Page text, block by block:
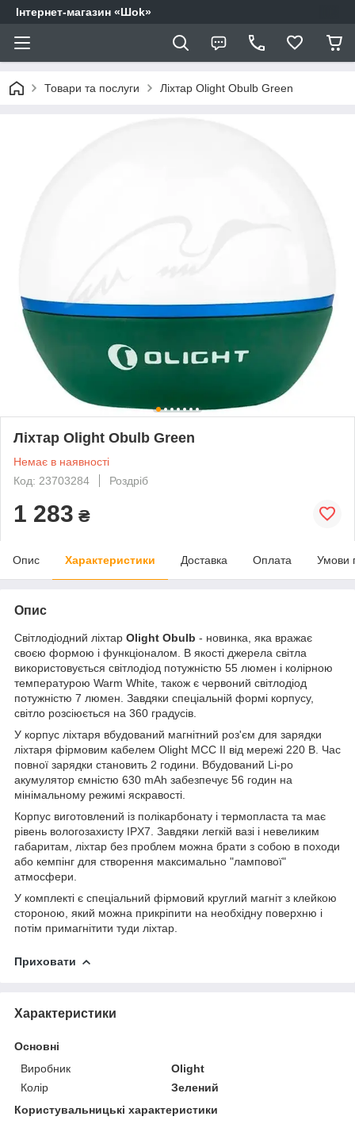
Інтернет-магазин «Шоk»
Товари та послуги Ліхтар Olight Obulb Green
Ліхтар Olight Obulb Green
Немає в наявності
Код: 23703284
Роздріб
1 283 ₴
Опис Характеристики Доставка Оплата Умови
Опис
Світлодіодний ліхтар Olight Obulb - новинка, яка вражає
своєю формою і функціоналом. В якості джерела світла
використовується світлодіод потужністю 55 люмен і колірною
температурою Warm White, також є червоний світлодіод
потужністю 7 люмен. Завдяки спеціальній формі корпусу,
світло розсіюється на 360 градусів.
У корпус ліхтаря вбудований магнітний роз'єм для зарядки
ліхтаря фірмовим кабелем Olight MCC II від мережі 220 В. Час
повної зарядки становить 2 години. Вбудований Li-po
акумулятор ємністю 630 mAh забезпечує 56 годин на
мінімальному режимі яскравості.
Корпус виготовлений із полікарбонату і термопласта та має
рівень вологозахисту IPX7. Завдяки легкій вазі і невеликим
габаритам, ліхтар без проблем можна брати з собою в походи
або кемпінг для створення максимально "лампової"
атмосфери.
У комплекті є спеціальний фірмовий круглий магніт з клейкою
стороною, який можна прикріпити на необхідну поверхню і
потім примагнітити туди ліхтар.
Приховати
Характеристики
Основні
Виробник
Olight
Колір
Зелений
Користувальницькі характеристики